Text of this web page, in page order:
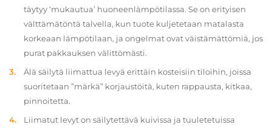
täytyy ‘mukautua’ huoneenlämpötilassa. Se on erityisen
välttämätöntä talvella, kun tuote kuljetetaan matalasta
korkeaan lämpötilaan, ja ongelmat ovat väistämättömiä, jos
purat pakkauksen välittömästi.
Älä säilytä liimattua levyä erittäin kosteisiin tiloihin, joissa
suoritetaan ”märkä” korjaustöitä, kuten rappausta, kitkaa,
pinnoitetta.
Liimatut levyt on säilytettävä kuivissa ja tuuletetuissa